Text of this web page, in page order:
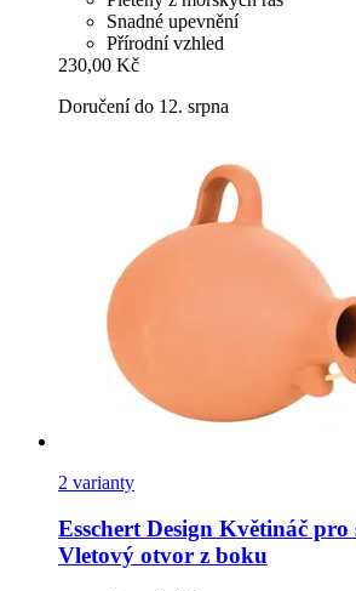
Snadné upevnění
Přírodní vzhled
230,00 Kč
Doručení do 12. srpna
2 varianty
Esschert Design Květináč pro
Vletový otvor z boku